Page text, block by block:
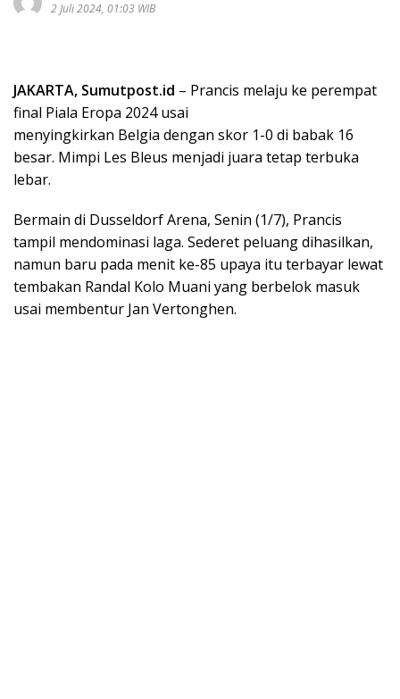
2 Juli 2024, 01:03 WIB
JAKARTA, Sumutpost.id – Prancis melaju ke perempat
final Piala Eropa 2024 usai
menyingkirkan Belgia dengan skor 1-0 di babak 16
besar. Mimpi Les Bleus menjadi juara tetap terbuka
lebar.
Bermain di Dusseldorf Arena, Senin (1/7), Prancis
tampil mendominasi laga. Sederet peluang dihasilkan,
namun baru pada menit ke-85 upaya itu terbayar lewat
tembakan Randal Kolo Muani yang berbelok masuk
usai membentur Jan Vertonghen.